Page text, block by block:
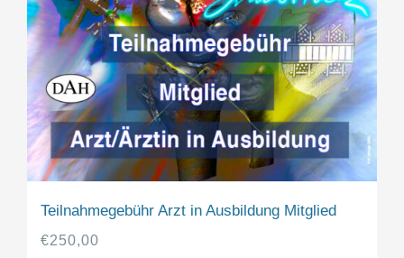
Teilnahmegebühr Arzt in Ausbildung Mitglied
€250,00